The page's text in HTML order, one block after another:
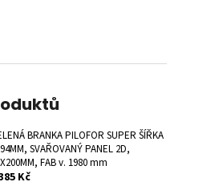
BRANKA PILOFOR SUPER ŠÍŘKA
SVAŘOVANÝ PANEL 2D,
FAB v. 1980 mm
Kč